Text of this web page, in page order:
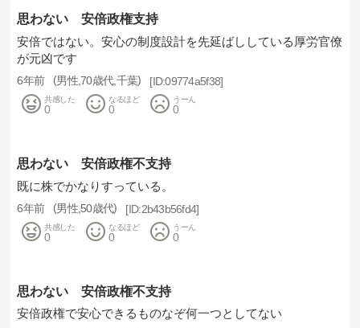
思わない 安倍政権支持
安倍ではない。安心の制度設計を先延ばししている厚労官僚
が元凶です
6年前 男性 70歳代 千葉 09774a5f38
共感した
0
なるほど
0
うーん
0
思わない 安倍政権不支持
既に株でかなりすっている。
6年前 男性 50歳代 2b43b56fd4
共感した
0
なるほど
0
うーん
0
思わない 安倍政権不支持
安倍政権で安心できるものなぞ何一つとしてない